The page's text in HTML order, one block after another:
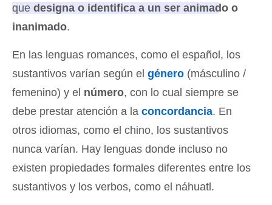
que designa o identifica a un ser animado o
inanimado.
En las lenguas romances, como el español, los
sustantivos varían según el género (másculino /
femenino) y el número, con lo cual siempre se
debe prestar atención a la concordancia. En
otros idiomas, como el chino, los sustantivos
nunca varían. Hay lenguas donde incluso no
existen propiedades formales diferentes entre los
sustantivos y los verbos, como el náhuatl.